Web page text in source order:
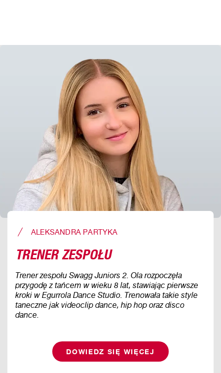
ALEKSANDRA PARTYKA
TRENER ZESPOŁU
Trener zespołu Swagg Juniors 2. Ola rozpoczęła
przygodę z tańcem w wieku 8 lat, stawiając pierwsze
kroki w Egurrola Dance Studio. Trenowała takie style
taneczne jak videoclip dance, hip hop oraz disco
dance.
DOWIEDZ SIĘ WIĘCEJ